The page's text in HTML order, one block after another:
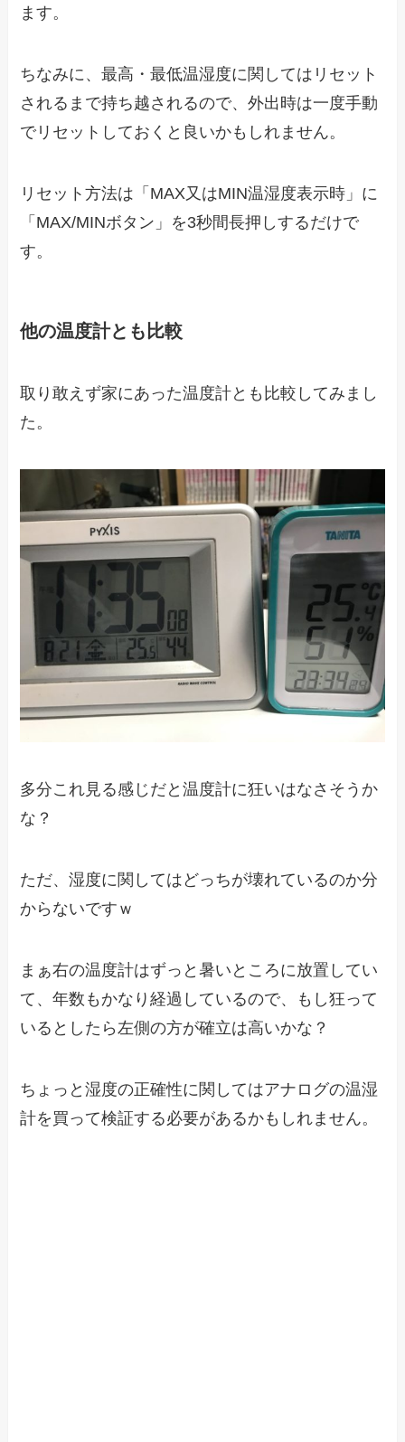
ます。
ちなみに、最高・最低温湿度に関してはリセット
されるまで持ち越されるので、外出時は一度手動
でリセットしておくと良いかもしれません。
リセット方法は「MAX又はMIN温湿度表示時」に
「MAX/MINボタン」を3秒間長押しするだけで
す。
他の温度計とも比較
取り敢えず家にあった温度計とも比較してみまし
た。
多分これ見る感じだと温度計に狂いはなさそうか
な？
ただ、湿度に関してはどっちが壊れているのか分
からないですｗ
まぁ右の温度計はずっと暑いところに放置してい
て、年数もかなり経過しているので、もし狂って
いるとしたら左側の方が確立は高いかな？
ちょっと湿度の正確性に関してはアナログの温湿
計を買って検証する必要があるかもしれません。